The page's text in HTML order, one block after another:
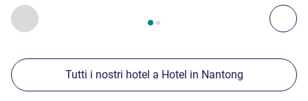
Precedente - Nostre ulteriori strutture nelle vicinanze
Pagina , Nostre ulteriori strutture nelle vicinanze 1 :,
Tutti i nostri hotel a Hotel in Nantong